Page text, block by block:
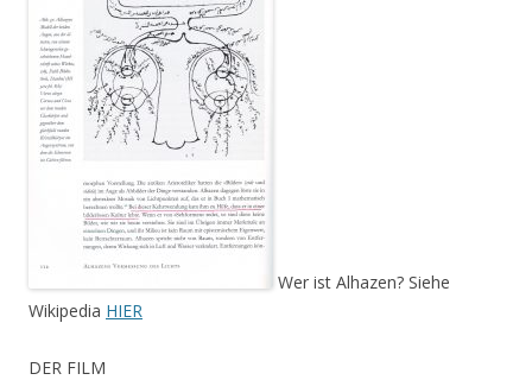
Wer ist Alhazen? Siehe
Wikipedia HIER
DER FILM